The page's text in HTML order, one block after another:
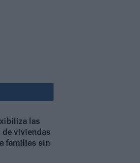
las
de viviendas
familias sin